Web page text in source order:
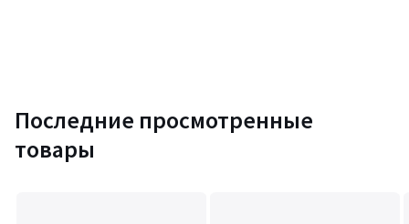
Последние просмотренные
товары